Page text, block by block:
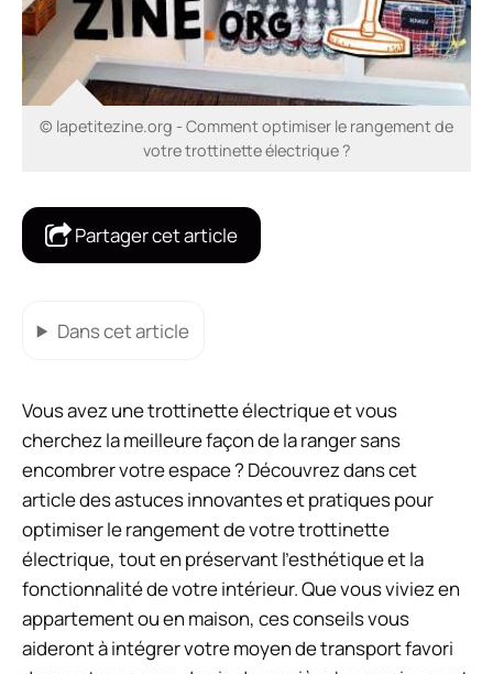
© lapetitezine.org - Comment optimiser le rangement de
votre trottinette électrique ?
Partager cet article
Dans cet article
Vous avez une trottinette électrique et vous
cherchez la meilleure façon de la ranger sans
encombrer votre espace ? Découvrez dans cet
article des astuces innovantes et pratiques pour
optimiser le rangement de votre trottinette
électrique, tout en préservant l’esthétique et la
fonctionnalité de votre intérieur. Que vous viviez en
appartement ou en maison, ces conseils vous
aideront à intégrer votre moyen de transport favori